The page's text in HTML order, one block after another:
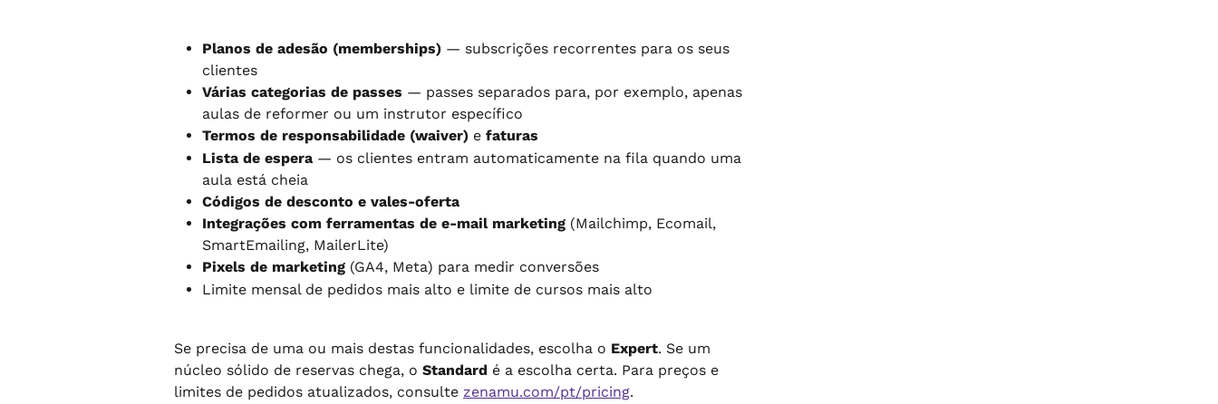
Planos de adesão (memberships) — subscrições recorrentes para os seus
clientes
Várias categorias de passes — passes separados para, por exemplo, apenas
aulas de reformer ou um instrutor específico
Termos de responsabilidade (waiver) e faturas
Lista de espera — os clientes entram automaticamente na fila quando uma
aula está cheia
Códigos de desconto e vales-oferta
Integrações com ferramentas de e-mail marketing (Mailchimp, Ecomail,
SmartEmailing, MailerLite)
Pixels de marketing (GA4, Meta) para medir conversões
Limite mensal de pedidos mais alto e limite de cursos mais alto
Se precisa de uma ou mais destas funcionalidades, escolha o Expert. Se um
núcleo sólido de reservas chega, o Standard é a escolha certa. Para preços e
limites de pedidos atualizados, consulte zenamu.com/pt/pricing.